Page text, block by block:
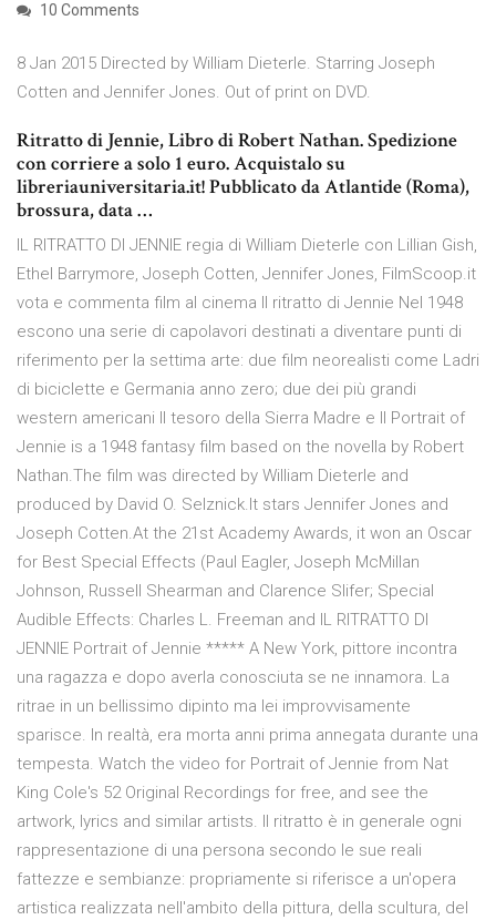
10 Comments
8 Jan 2015 Directed by William Dieterle. Starring Joseph
Cotten and Jennifer Jones. Out of print on DVD.
Ritratto di Jennie, Libro di Robert Nathan. Spedizione
con corriere a solo 1 euro. Acquistalo su
libreriauniversitaria.it! Pubblicato da Atlantide (Roma),
brossura, data …
IL RITRATTO DI JENNIE regia di William Dieterle con Lillian Gish,
Ethel Barrymore, Joseph Cotten, Jennifer Jones, FilmScoop.it
vota e commenta film al cinema Il ritratto di Jennie Nel 1948
escono una serie di capolavori destinati a diventare punti di
riferimento per la settima arte: due film neorealisti come Ladri
di biciclette e Germania anno zero; due dei più grandi
western americani Il tesoro della Sierra Madre e Il Portrait of
Jennie is a 1948 fantasy film based on the novella by Robert
Nathan.The film was directed by William Dieterle and
produced by David O. Selznick.It stars Jennifer Jones and
Joseph Cotten.At the 21st Academy Awards, it won an Oscar
for Best Special Effects (Paul Eagler, Joseph McMillan
Johnson, Russell Shearman and Clarence Slifer; Special
Audible Effects: Charles L. Freeman and IL RITRATTO DI
JENNIE Portrait of Jennie ***** A New York, pittore incontra
una ragazza e dopo averla conosciuta se ne innamora. La
ritrae in un bellissimo dipinto ma lei improvvisamente
sparisce. In realtà, era morta anni prima annegata durante una
tempesta. Watch the video for Portrait of Jennie from Nat
King Cole's 52 Original Recordings for free, and see the
artwork, lyrics and similar artists. Il ritratto è in generale ogni
rappresentazione di una persona secondo le sue reali
fattezze e sembianze: propriamente si riferisce a un'opera
artistica realizzata nell'ambito della pittura, della scultura, del